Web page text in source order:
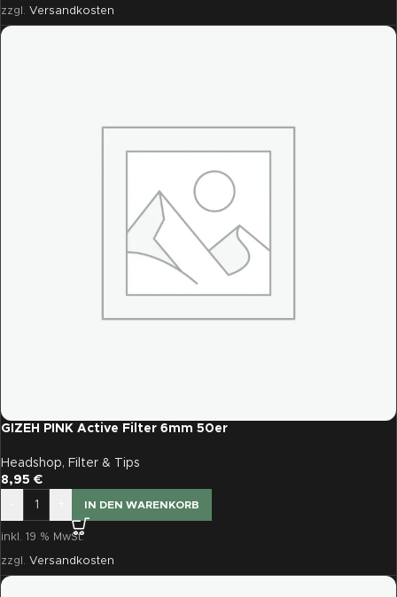
zzgl. Versandkosten
GIZEH PINK Active Filter 6mm 50er
Headshop, Filter & Tips
8,95 €
IN DEN WARENKORB
inkl. 19 % MwSt.
zzgl. Versandkosten